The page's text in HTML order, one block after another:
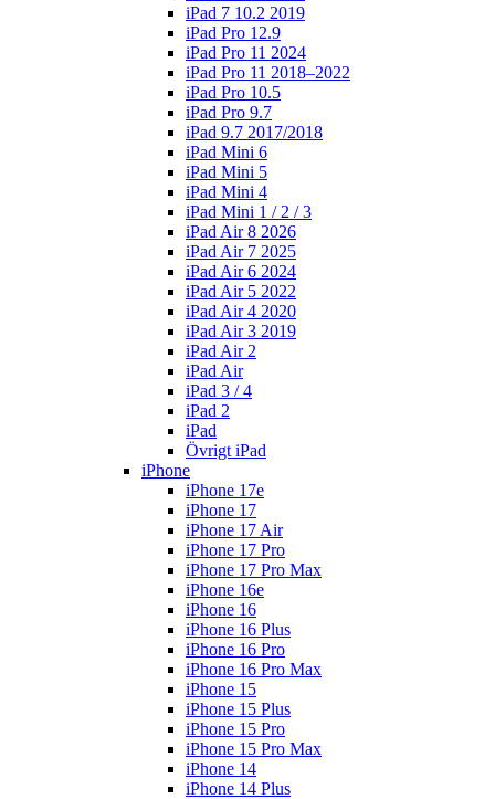
iPad 7 10.2 2019
iPad Pro 12.9
iPad Pro 11 2024
iPad Pro 11 2018–2022
iPad Pro 10.5
iPad Pro 9.7
iPad 9.7 2017/2018
iPad Mini 6
iPad Mini 5
iPad Mini 4
iPad Mini 1 / 2 / 3
iPad Air 8 2026
iPad Air 7 2025
iPad Air 6 2024
iPad Air 5 2022
iPad Air 4 2020
iPad Air 3 2019
iPad Air 2
iPad Air
iPad 3 / 4
iPad 2
iPad
Övrigt iPad
iPhone
iPhone 17e
iPhone 17
iPhone 17 Air
iPhone 17 Pro
iPhone 17 Pro Max
iPhone 16e
iPhone 16
iPhone 16 Plus
iPhone 16 Pro
iPhone 16 Pro Max
iPhone 15
iPhone 15 Plus
iPhone 15 Pro
iPhone 15 Pro Max
iPhone 14
iPhone 14 Plus